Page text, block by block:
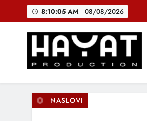
8:10:05 AM 08/08/2026
Hayat Production
Promocija domaće muzike
NASLOVI